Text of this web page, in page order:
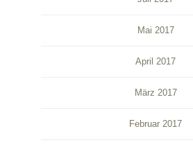
Mai 2017
April 2017
März 2017
Februar 2017